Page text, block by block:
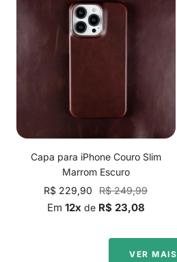
Capa para iPhone Couro Slim
Marrom Escuro
Preço
promocional
R$ 229,90
Preço
normal
R$ 249,99
Em 12x de R$ 23,08
VER MAIS